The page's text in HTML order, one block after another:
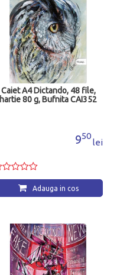
Caiet A4 Dictando, 48 file,
hartie 80 g, Bufnita CAI352
950
lei
Adauga in cos